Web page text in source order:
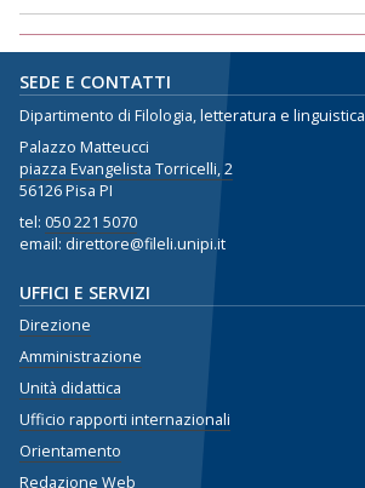
SEDE E CONTATTI
Dipartimento di Filologia, letteratura e linguistica
Palazzo Matteucci
piazza Evangelista Torricelli, 2
56126 Pisa PI
tel: 050 221 5070
email: direttore@fileli.unipi.it
UFFICI E SERVIZI
Direzione
Amministrazione
Unità didattica
Ufficio rapporti internazionali
Orientamento
Redazione Web